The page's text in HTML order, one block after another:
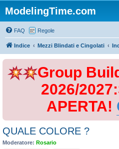
ModelingTime.com
FAQ Regole
Indice Mezzi Blindati e Cingolati
Group
2026/
APERTA!
QUALE COLORE ?
Moderatore: Rosario